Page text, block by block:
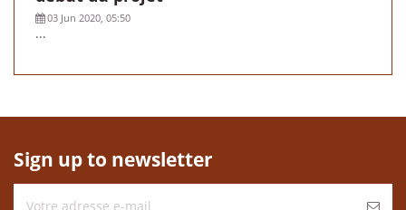
03 Jun 2020, 05:50
...
Sign up to newsletter